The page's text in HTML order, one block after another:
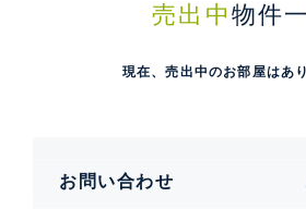
売出中 物件
現在、売出中のお部屋はあ
お問い合わせ